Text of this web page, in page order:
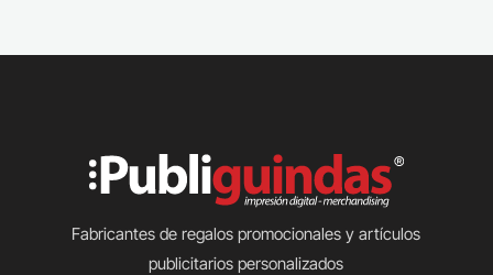
Fabricantes de regalos promocionales y artículos
publicitarios personalizados